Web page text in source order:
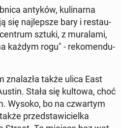
antyków, ku­li­nar­na
się naj­lep­sze bary i re­stau­
sztuki, z mu­ra­la­mi,
każdym rogu" - re­ko­men­du­
zna­la­zła także ulica East
Stała się kultowa, choć
Wysoko, bo na czwar­tym
przed­sta­wi­ciel­ka